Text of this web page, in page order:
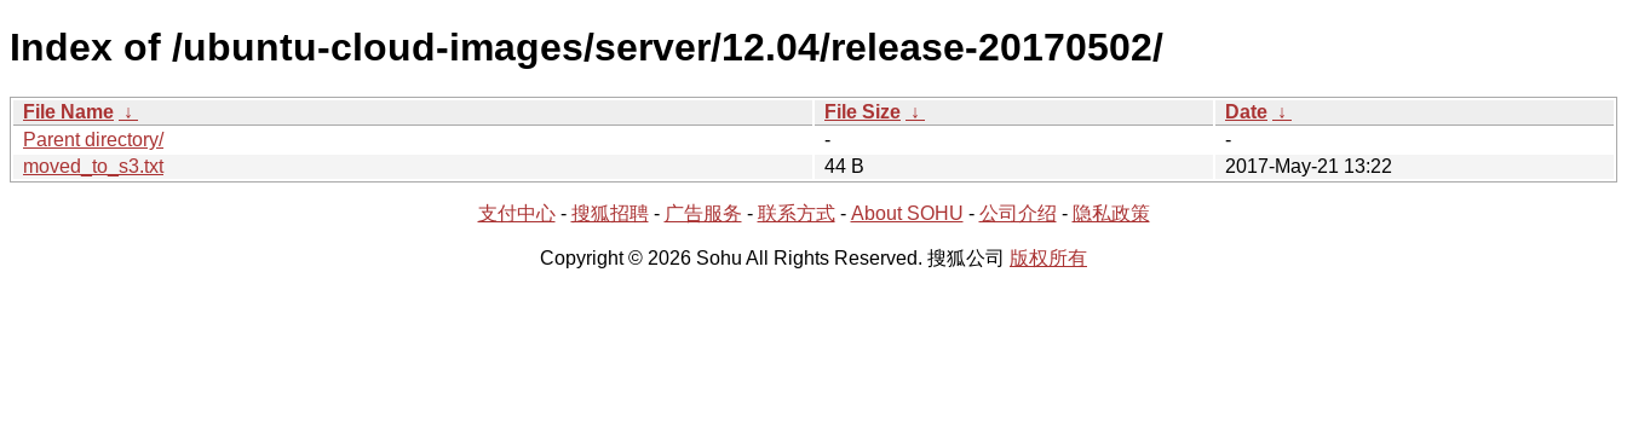
Index of /ubuntu-cloud-images/server/12.04/release-20170502/
File Name ↓ File Size ↓ Date ↓
Parent directory/
-
-
moved_to_s3.txt
44 B 2017-May-21 13:22
支付中心- 搜狐招聘- 广告服务 - 联系方式- About SOHU - 公司介绍 - 隐私政策
Copyright © 2026 Sohu All Rights Reserved. 搜狐公司 版权所有